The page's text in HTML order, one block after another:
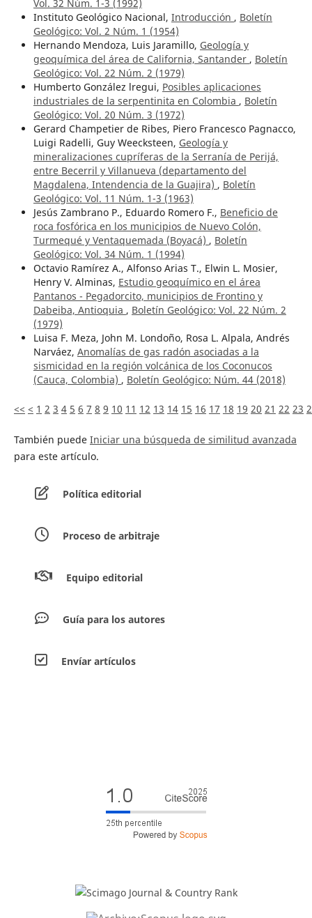
Vol. 32 Núm. 1-3 (1992)
Instituto Geológico Nacional, Introducción , Boletín
Geológico: Vol. 2 Núm. 1 (1954)
Hernando Mendoza, Luis Jaramillo, Geología y
geoquímica del área de California, Santander , Boletín
Geológico: Vol. 22 Núm. 2 (1979)
Humberto González lregui, Posibles aplicaciones
industriales de la serpentinita en Colombia , Boletín
Geológico: Vol. 20 Núm. 3 (1972)
Gerard Champetier de Ribes, Piero Francesco Pagnacco,
Luigi Radelli, Guy Weecksteen, Geología y
mineralizaciones cupríferas de la Serranía de Perijá,
entre Becerril y Villanueva (departamento del
Magdalena, Intendencia de la Guajira) , Boletín
Geológico: Vol. 11 Núm. 1-3 (1963)
Jesús Zambrano P., Eduardo Romero F., Beneficio de
roca fosfórica en los municipios de Nuevo Colón,
Turmequé y Ventaquemada (Boyacá) , Boletín
Geológico: Vol. 34 Núm. 1 (1994)
Octavio Ramírez A., Alfonso Arias T., Elwin L. Mosier,
Henry V. Alminas, Estudio geoquímico en el área
Pantanos - Pegadorcito, municipios de Frontino y
Dabeiba, Antioquia , Boletín Geológico: Vol. 22 Núm. 2
(1979)
Luisa F. Meza, John M. Londoño, Rosa L. Alpala, Andrés
Narváez, Anomalías de gas radón asociadas a la
sismicidad en la región volcánica de los Coconucos
(Cauca, Colombia) , Boletín Geológico: Núm. 44 (2018)
<< < 1 2 3 4 5 6 7 8 9 10 11 12 13 14 15 16 17 18 19 20 21 22 23
También puede Iniciar una búsqueda de similitud avanzada
para este artículo.
Política editorial
Proceso de arbitraje
Equipo editorial
Guía para los autores
Envíar artículos